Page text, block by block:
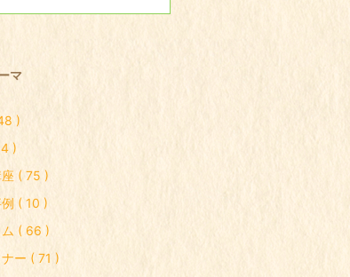
マ
)
)
( 75 )
( 10 )
ム ( 66 )
ー ( 71 )